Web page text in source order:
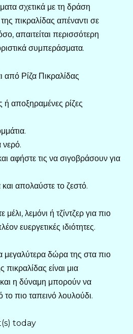
σχετικά με τη δράση
πικραλίδας απέναντι σε
απαιτείται περισσότερη
συμπεράσματα.
από Ρίζα Πικραλίδας
ή αποξηραμένες ρίζες
νερό.
αφήστε τις να σιγοβράσουν για
απολαύστε το ζεστό.
λεμόνι ή τζίντζερ για πιο
ευεργετικές ιδιότητες.
μεγαλύτερα δώρα της στα πιο
πικραλίδας είναι μια
και η δύναμη μπορούν να
πιο ταπεινό λουλούδι.
today